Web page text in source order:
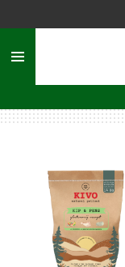
naar
hoofdinhoud